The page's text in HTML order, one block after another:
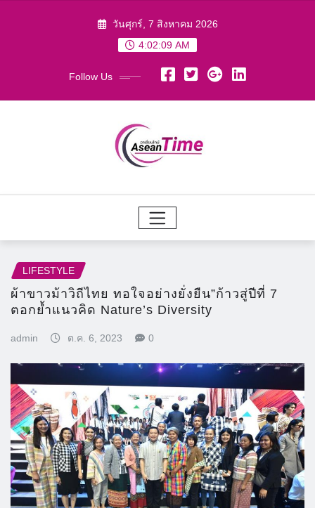
วันศุกร์, 7 สิงหาคม 2026
4:02:11 AM
Follow Us
LIFESTYLE
ผ้าขาวม้าวิถีไทย ทอใจอย่างยั่งยืน”ก้าวสู่ปีที่ 7
ตอกย้ำแนวคิด Nature’s Diversity
admin ต.ค. 6, 2023 0